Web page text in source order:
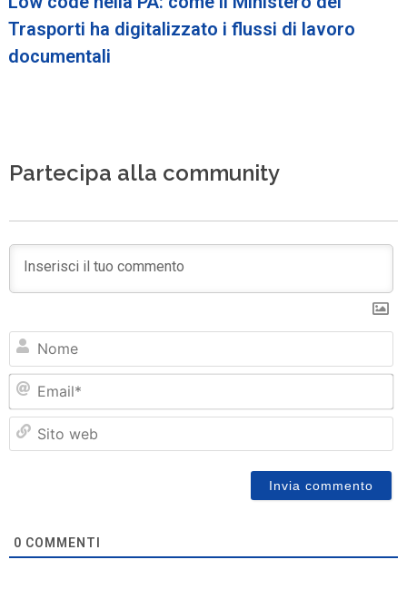
Trasporti ha digitalizzato i flussi di lavoro
documentali
Partecipa alla community
0 COMMENTI